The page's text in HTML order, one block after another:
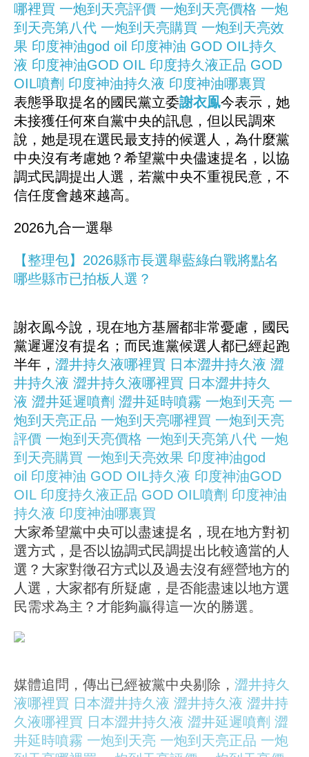
哪裡買 一炮到天亮評價 一炮到天亮價格 一炮
到天亮第八代 一炮到天亮購買 一炮到天亮效
果 印度神油god oil 印度神油 GOD OIL持久
液 印度神油GOD OIL 印度持久液正品 GOD
OIL噴劑 印度神油持久液 印度神油哪裏買
表態爭取提名的國民黨立委謝衣鳯今表示，她
未接獲任何來自黨中央的訊息，但以民調來
說，她是現在選民最支持的候選人，為什麼黨
中央沒有考慮她？希望黨中央儘速提名，以協
調式民調提出人選，若黨中央不重視民意，不
信任度會越來越高。
2026九合一選舉
【整理包】2026縣市長選舉藍綠白戰將點名
哪些縣市已拍板人選？
謝衣鳯今說，現在地方基層都非常憂慮，國民
黨遲遲沒有提名；而民進黨候選人都已經起跑
半年， 澀井持久液哪裡買 日本澀井持久液 澀
井持久液 澀井持久液哪裡買 日本澀井持久
液 澀井延遲噴劑 澀井延時噴霧 一炮到天亮 一
炮到天亮正品 一炮到天亮哪裡買 一炮到天亮
評價 一炮到天亮價格 一炮到天亮第八代 一炮
到天亮購買 一炮到天亮效果 印度神油god
oil 印度神油 GOD OIL持久液 印度神油GOD
OIL 印度持久液正品 GOD OIL噴劑 印度神油
持久液 印度神油哪裏買
大家希望黨中央可以盡速提名，現在地方對初
選方式，是否以協調式民調提出比較適當的人
選？大家對徵召方式以及過去沒有經營地方的
人選，大家都有所疑慮，是否能盡速以地方選
民需求為主？才能夠贏得這一次的勝選。
媒體追問，傳出已經被黨中央剔除， 澀井持久
液哪裡買 日本澀井持久液 澀井持久液 澀井持
久液哪裡買 日本澀井持久液 澀井延遲噴劑 澀
井延時噴霧 一炮到天亮 一炮到天亮正品 一炮